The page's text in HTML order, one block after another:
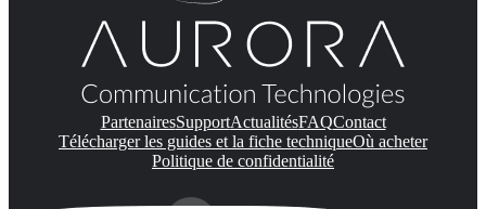
PartenairesSupportActualitésFAQContact
Télécharger les guides et la fiche techniqueOù acheter
Politique de confidentialité